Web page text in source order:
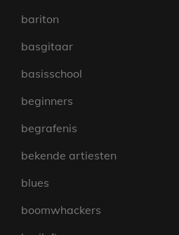
bariton
basgitaar
basisschool
beginners
begrafenis
bekende artiesten
blues
boomwhackers